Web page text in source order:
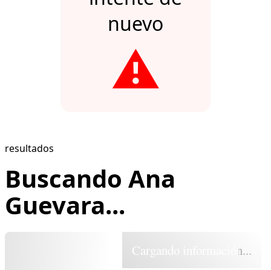
nuevo
⚠️
resultados
Buscando Ana
Guevara...
Cargando información...